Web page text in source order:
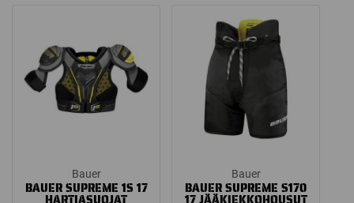
Bauer
BAUER SUPREME 1S 17
Bauer
BAUER SUPREME S170